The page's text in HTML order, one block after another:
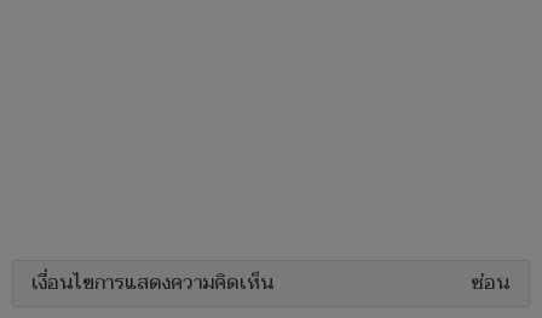
เงื่อนไขการแสดงความคิดเห็น ซ่อน